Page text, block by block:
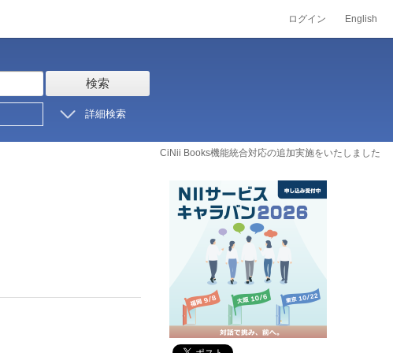
ログイン English
検索
詳細検索
CiNii Books機能統合対応の追加実施をいたしました